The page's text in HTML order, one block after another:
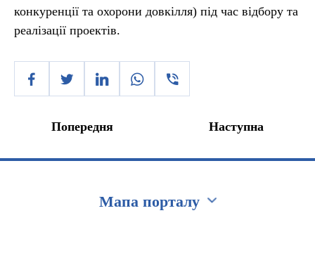
конкуренції та охорони довкілля) під час відбору та
реалізації проектів.
Попередня Наступна
Мапа порталу